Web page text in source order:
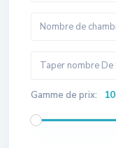
Gamme de prix: